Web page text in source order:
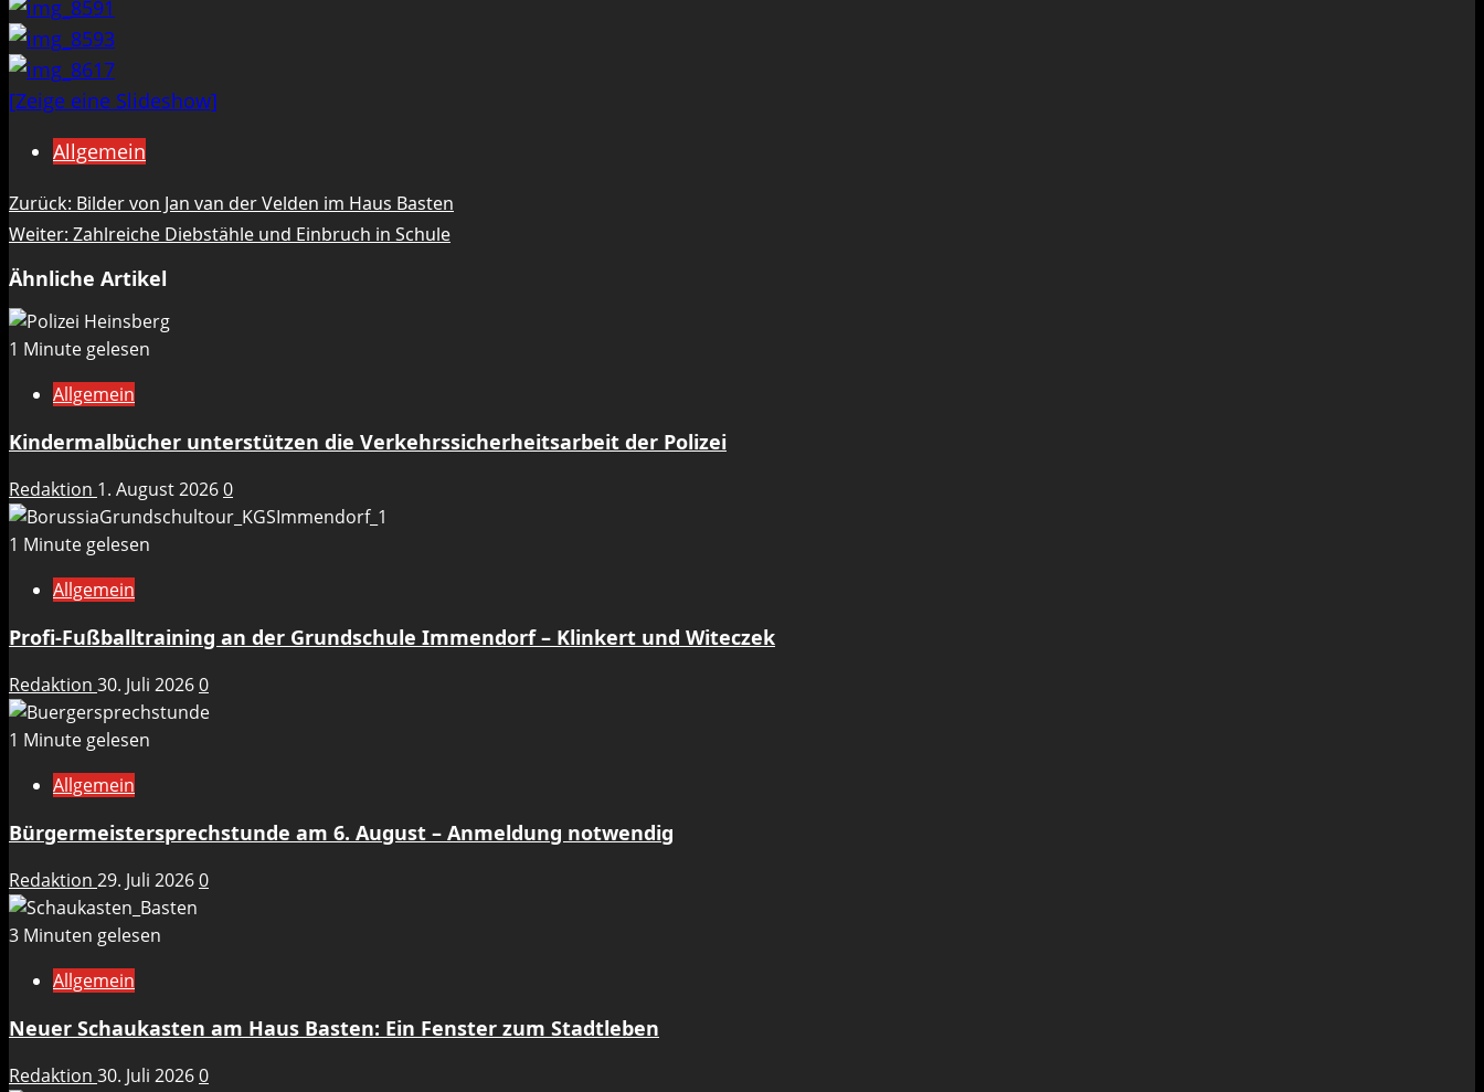
[Zeige eine Slideshow]
Allgemein
Beitragsnavigation
Zurück: Bilder von Jan van der Velden im Haus Basten
Weiter: Zahlreiche Diebstähle und Einbruch in Schule
Ähnliche Artikel
1 Minute gelesen
Allgemein
Kindermalbücher unterstützen die Verkehrssicherheitsarbeit der Polizei
Redaktion 1. August 20260
1 Minute gelesen
Allgemein
Profi-Fußballtraining an der Grundschule Immendorf – Klinkert und Witeczek
Redaktion 30. Juli 20260
1 Minute gelesen
Allgemein
Bürgermeistersprechstunde am 6. August – Anmeldung notwendig
Redaktion 29. Juli 20260
3 Minuten gelesen
Allgemein
Neuer Schaukasten am Haus Basten: Ein Fenster zum Stadtleben
Redaktion 30. Juli 20260